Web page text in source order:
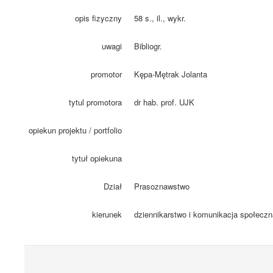
opis fizyczny 58 s., il., wykr.
uwagi Bibliogr.
promotor Kępa-Mętrak Jolanta
tytul promotora dr hab. prof. UJK
opiekun projektu / portfolio
tytuł opiekuna
Dział Prasoznawstwo
kierunek dziennikarstwo i komunikacja